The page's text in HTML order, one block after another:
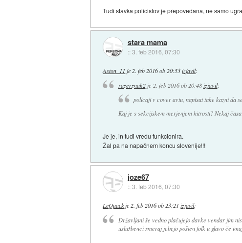
Tudi stavka policistov je prepovedana, ne samo
stara mama
::3. feb 2016, 07:30
Aston_11 je 2. feb 2016 ob 20:53 izjavil:
razerznak2je 2. feb 2016 ob 20:48 izjavil:
policaji v cover avtu, napisat take kazni da
Kaj je s sekcijskem merjenjem hitrosti? Nekaj časa
Je je, in tudi vredu funkcionira.
Žal pa na napačnem koncu slovenije!!!
joze67
::3. feb 2016, 07:30
LeQuackje 2. feb 2016 ob 23:21 izjavil:
Državljani še vedno plačujejo davke vendar jim
uslužbenci zmeraj jebejo pošten folk u glavo če